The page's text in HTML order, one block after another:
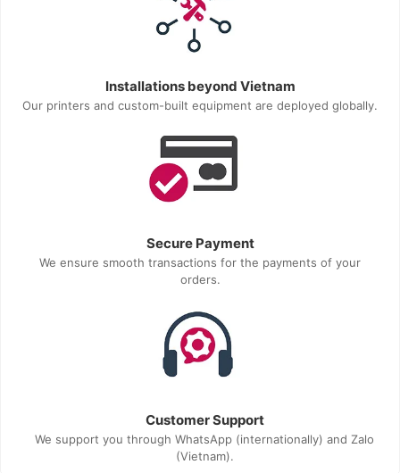
Installations beyond Vietnam
Our printers and custom-built equipment are deployed globally.
Secure Payment
We ensure smooth transactions for the payments of your
orders.
Customer Support
We support you through WhatsApp (internationally) and Zalo
(Vietnam).